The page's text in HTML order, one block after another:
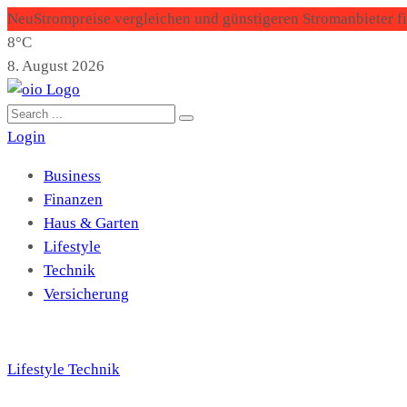
NeuStrompreise vergleichen und günstigeren Stromanbieter
8°C
8. August 2026
Login
Business
Finanzen
Haus & Garten
Lifestyle
Technik
Versicherung
Lifestyle Technik